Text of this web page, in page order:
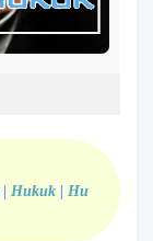
Hukuk
Hu